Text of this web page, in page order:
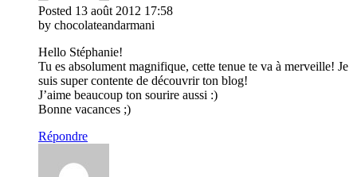
Posted 13 août 2012 17:58
by chocolateandarmani
Hello Stéphanie!
Tu es absolument magnifique, cette tenue te va à merveille! Je
suis super contente de découvrir ton blog!
J’aime beaucoup ton sourire aussi :)
Bonne vacances ;)
Répondre